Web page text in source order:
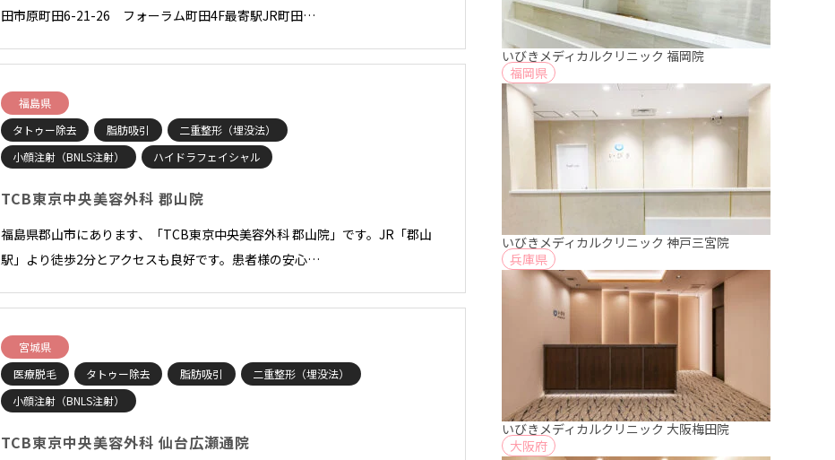
田市原町田6-21-26 フォーラム町田4F最寄駅JR町田…
福島県
タトゥー除去
脂肪吸引
二重整形（埋没法）
小顔注射（BNLS注射）
ハイドラフェイシャル
TCB東京中央美容外科 郡山院
福島県郡山市にあります、「TCB東京中央美容外科 郡山院」です。JR「郡山
駅」より徒歩2分とアクセスも良好です。患者様の安心…
宮城県
医療脱毛
タトゥー除去 脂肪吸引
二重整形（埋没法）
小顔注射（BNLS注射）
TCB東京中央美容外科 仙台広瀬通院
いびきメディカルクリニック 福岡院
福岡県
いびきメディカルクリニック 神戸三宮院
兵庫県
いびきメディカルクリニック 大阪梅田院
大阪府